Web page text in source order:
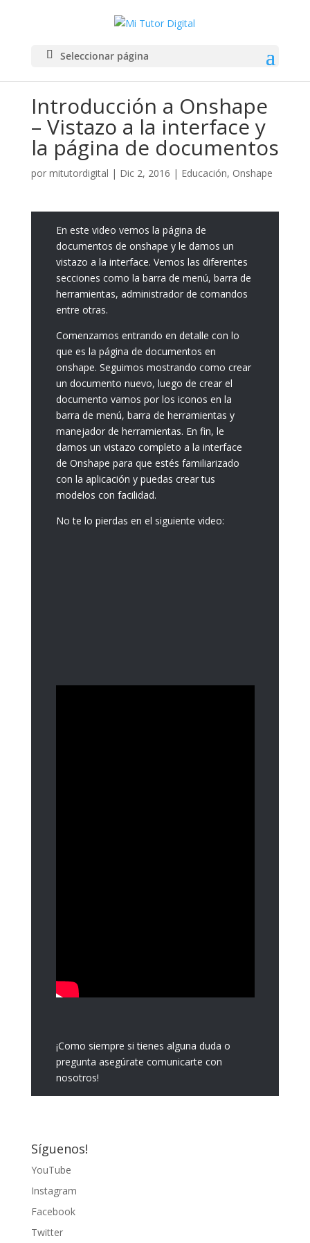
Seleccionar página
Introducción a Onshape
– Vistazo a la interface y
la página de documentos
por mitutordigital | Dic 2, 2016 | Educación, Onshape
En este video vemos la página de
documentos de onshape y le damos un
vistazo a la interface. Vemos las diferentes
secciones como la barra de menú, barra de
herramientas, administrador de comandos
entre otras.
Comenzamos entrando en detalle con lo
que es la página de documentos en
onshape. Seguimos mostrando como crear
un documento nuevo, luego de crear el
documento vamos por los iconos en la
barra de menú, barra de herramientas y
manejador de herramientas. En fin, le
damos un vistazo completo a la interface
de Onshape para que estés familiarizado
con la aplicación y puedas crear tus
modelos con facilidad.
No te lo pierdas en el siguiente video:
¡Como siempre si tienes alguna duda o
pregunta asegúrate comunicarte con
nosotros!
Síguenos!
YouTube
Instagram
Facebook
Twitter